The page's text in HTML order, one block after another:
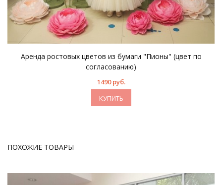
Аренда ростовых цветов из бумаги "Пионы" (цвет по
согласованию)
1490 руб.
КУПИТЬ
ПОХОЖИЕ ТОВАРЫ